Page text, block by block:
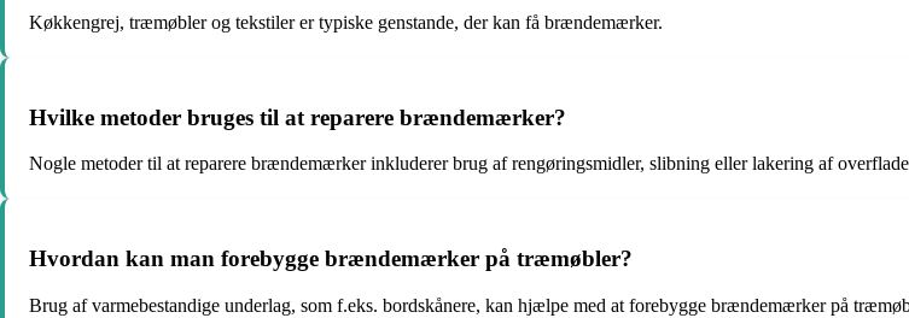
Køkkengrej, træmøbler og tekstiler er typiske genstande, der kan få brændemærker.
Hvilke metoder bruges til at reparere brændemærker?
Nogle metoder til at reparere brændemærker inkluderer brug af rengøringsmidler, slibning eller lakering af
Hvordan kan man forebygge brændemærker på træmøbler?
Brug af varmebestandige underlag, som f.eks. bordskånere, kan hjælpe med at forebygge brændemærker på